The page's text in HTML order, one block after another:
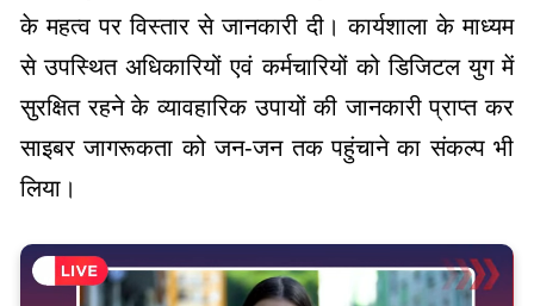
के महत्व पर विस्तार से जानकारी दी। कार्यशाला के माध्यम
से उपस्थित अधिकारियों एवं कर्मचारियों को डिजिटल युग में
सुरक्षित रहने के व्यावहारिक उपायों की जानकारी प्राप्त कर
साइबर जागरूकता को जन-जन तक पहुंचाने का संकल्प भी
लिया।